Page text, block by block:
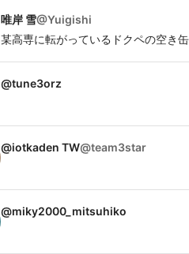
唯岸 雪@Yuigishi
某高専に転がっているドクペの空き
@tune3orz
@iotkaden TW@team3star
@miky2000_mitsuhiko